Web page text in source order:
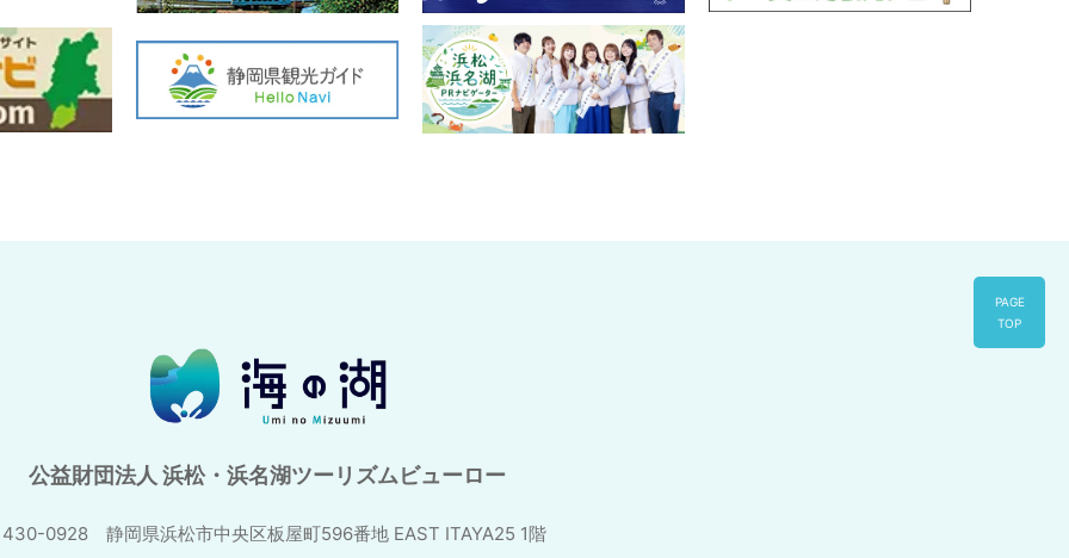
公益財団法人 浜松・浜名湖ツーリズムビューロー
0928 静岡県浜松市中央区板屋町596番地 EAST ITAYA25 1階
PAGE
TOP